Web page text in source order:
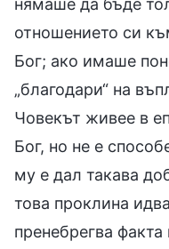
отношението си
Бог; ако имаше
„благодари“ на
Човекът живее в
Бог, но не е
му е дал такава
това проклина
пренебрегва